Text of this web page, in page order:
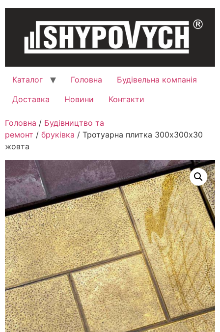
Каталог Головна
Будівельна компанія
Доставка
Новини Контакти
Головна / Будівництво та
ремонт / бруківка / Тротуарна плитка 300х300х30
жовта